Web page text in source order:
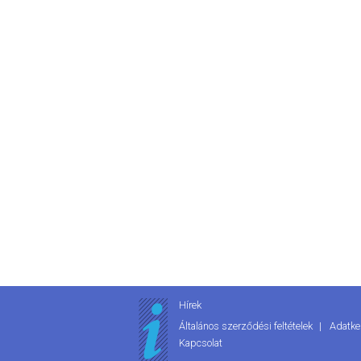
Hírek
Általános szerződési feltételek
Kapcsolat